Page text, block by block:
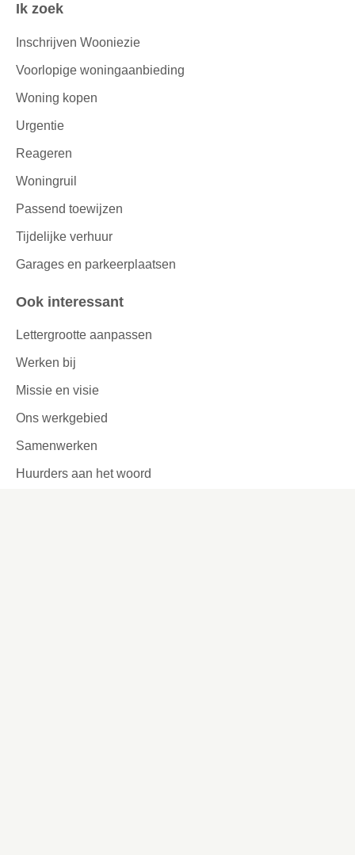
Ik zoek
Inschrijven Wooniezie
Voorlopige woningaanbieding
Woning kopen
Urgentie
Reageren
Woningruil
Passend toewijzen
Tijdelijke verhuur
Garages en parkeerplaatsen
Ook interessant
Lettergrootte aanpassen
Werken bij
Missie en visie
Ons werkgebied
Samenwerken
Huurders aan het woord